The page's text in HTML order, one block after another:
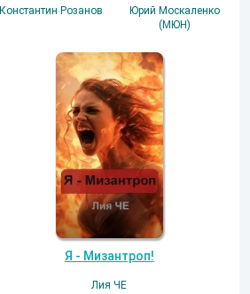
Константин Розанов
часть вторая
Юрий Москаленко
(МЮН)
Я - Мизантроп!
Лия ЧЕ